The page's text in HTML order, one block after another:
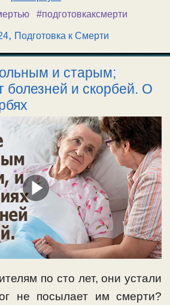
#подготовкаксмерти
, Подготовка к Смерти
и старым;
болезней и скорбей. О
по сто лет, они устали
не посылает им смерти?